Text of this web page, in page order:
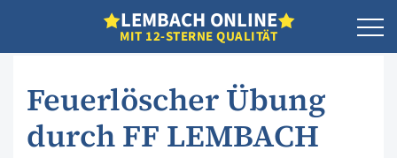
LEMBACH ONLINE
MIT 12-STERNE QUALITÄT
Feuerlöscher Übung
durch FF LEMBACH